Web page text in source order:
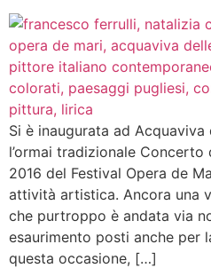
Si è inaugurata ad Acquaviva
l’ormai tradizionale
2016 del Festival Opera de
attività artistica. Ancora una
che purtroppo è andata via
esaurimento posti anche per
questa occasione, […]